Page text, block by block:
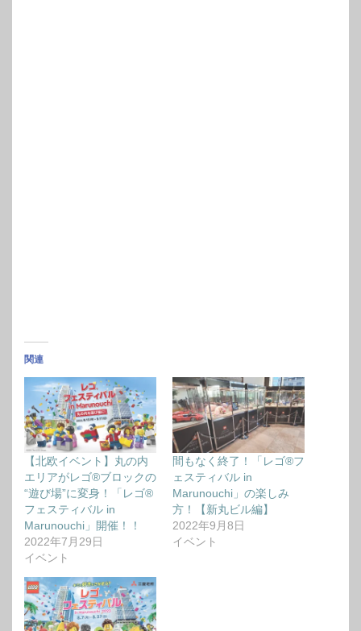
関連
【北欧イベント】丸の内
エリアがレゴ®ブロックの
“遊び場”に変身！「レゴ®
フェスティバル in
Marunouchi」開催！！
2022年7月29日
イベント
間もなく終了！「レゴ®フ
ェスティバル in
Marunouchi」の楽しみ
方！【新丸ビル編】
2022年9月8日
イベント